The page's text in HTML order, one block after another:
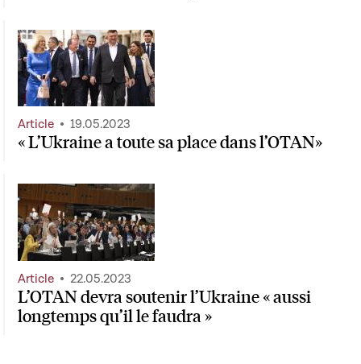
« L’Ukraine a toute sa place dans l’OTAN»
Article 19.05.2023
L’OTAN devra soutenir l’Ukraine « aussi
longtemps qu’il le faudra »
Article 22.05.2023